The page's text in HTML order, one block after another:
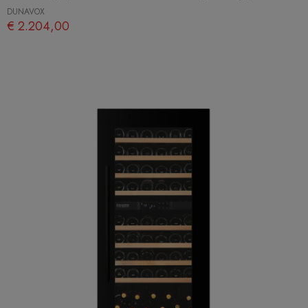
DUNAVOX
€ 2.204,00